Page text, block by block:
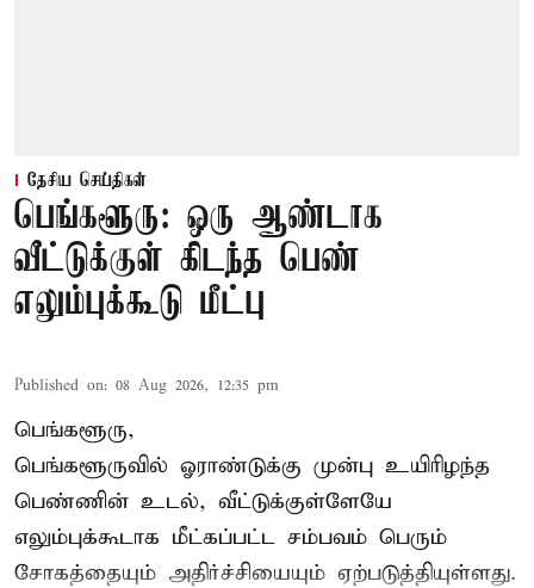
தேசிய செய்திகள்
பெங்களூரு: ஒரு ஆண்டாக
வீட்டுக்குள் கிடந்த பெண்
எலும்புக்கூடு மீட்பு
Published on: 08 Aug 2026, 12:35 pm
பெங்களூரு,
பெங்களூருவில் ஓராண்டுக்கு முன்பு உயிரிழந்த
பெண்ணின் உடல், வீட்டுக்குள்ளேயே
எலும்புக்கூடாக மீட்கப்பட்ட சம்பவம் பெரும்
சோகத்தையும் அதிர்ச்சியையும் ஏற்படுத்தியுள்ளது.